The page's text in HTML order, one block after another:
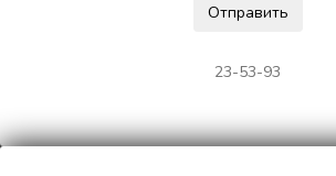
23-53-93